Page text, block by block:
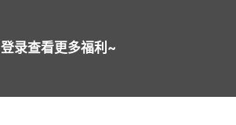
登录查看更多福利~